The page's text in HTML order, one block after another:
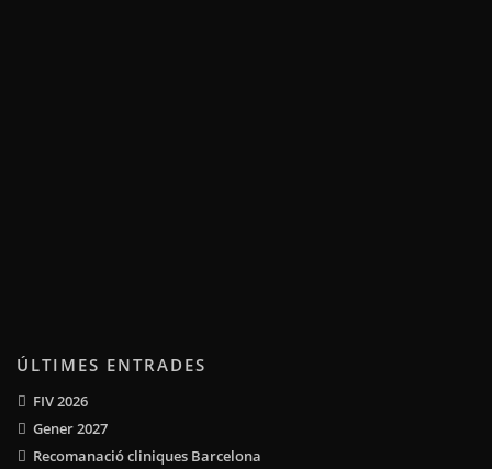
ÚLTIMES ENTRADES
FIV 2026
Gener 2027
Recomanació cliniques Barcelona